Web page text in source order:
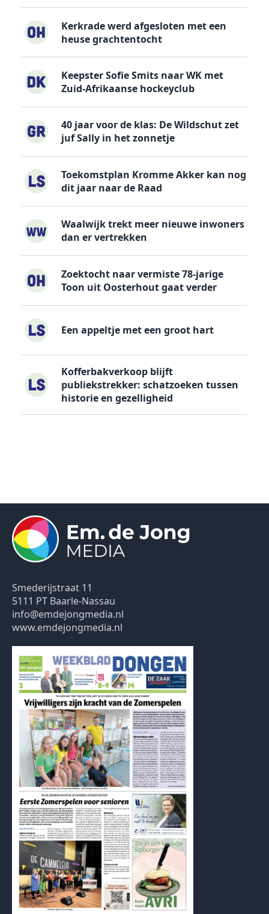
Kerkrade werd afgesloten met een
heuse grachtentocht
Keepster Sofie Smits naar WK met
Zuid-Afrikaanse hockeyclub
40 jaar voor de klas: De Wildschut zet
juf Sally in het zonnetje
Toekomstplan Kromme Akker kan nog
dit jaar naar de Raad
Waalwijk trekt meer nieuwe inwoners
dan er vertrekken
Zoektocht naar vermiste 78-jarige
Toon uit Oosterhout gaat verder
Een appeltje met een groot hart
Kofferbakverkoop blijft
publiekstrekker: schatzoeken tussen
historie en gezelligheid
Smederijstraat 11
5111 PT Baarle-Nassau
info@emdejongmedia.nl
www.emdejongmedia.nl